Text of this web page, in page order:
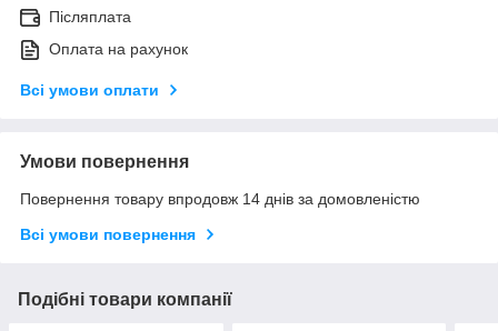
Післяплата
Оплата на рахунок
Всі умови оплати
Умови повернення
Повернення товару впродовж 14 днів за домовленістю
Всі умови повернення
Подібні товари компанії